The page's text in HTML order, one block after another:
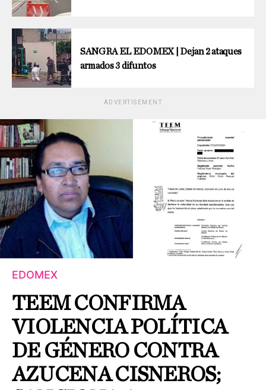
SANGRA EL EDOMEX | Dejan 2 ataques
armados 3 difuntos
ADVERTISEMENT
EDOMEX
TEEM CONFIRMA
VIOLENCIA POLÍTICA
DE GÉNERO CONTRA
AZUCENA CISNEROS;